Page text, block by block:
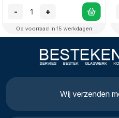
-
+
Op voorraad in 15 werkdagen
Wij verzenden